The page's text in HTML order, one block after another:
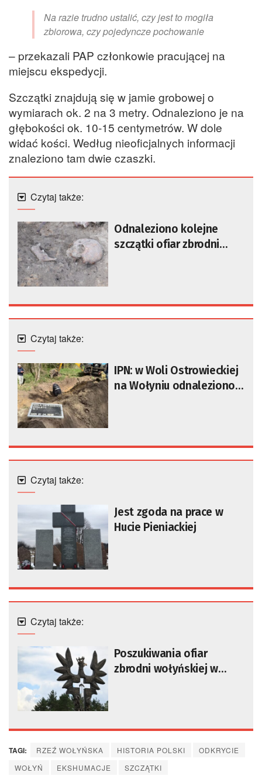
Na razie trudno ustalić, czy jest to mogiła
zbiorowa, czy pojedyncze pochowanie
– przekazali PAP członkowie pracującej na
miejscu ekspedycji.
Szczątki znajdują się w jamie grobowej o
wymiarach ok. 2 na 3 metry. Odnaleziono je na
głębokości ok. 10-15 centymetrów. W dole
widać kości. Według nieoficjalnych informacji
znaleziono tam dwie czaszki.
Czytaj także:
Odnaleziono kolejne
szczątki ofiar zbrodni
Czytaj także:
IPN: w Woli Ostrowieckiej
na Wołyniu odnaleziono
Czytaj także:
Jest zgoda na prace w
Hucie Pieniackiej
Czytaj także:
Poszukiwania ofiar
zbrodni wołyńskiej w
TAGI: RZEŹ WOŁYŃSKA HISTORIA POLSKI
ODKRYCIE
WOŁYŃ
EKSHUMACJE SZCZĄTKI